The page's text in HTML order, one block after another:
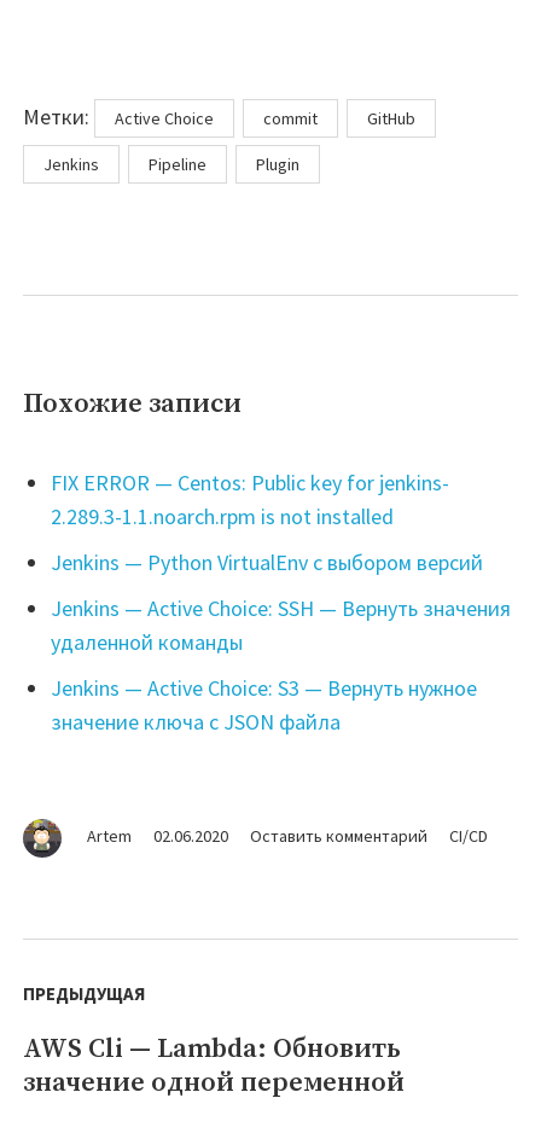
Artem 02.06.2020 Оставить комментарийна
Choice:
CI/CD
Метки: Метки
Active Choice commit GitHub
Jenkins Pipeline Plugin
Похожие записи
FIX ERROR — Centos: Public key for jenkins-
2.289.3-1.1.noarch.rpm is not installed
Jenkins — Python VirtualEnv с выбором версий
Jenkins — Active Choice: SSH — Вернуть значения
удаленной команды
Jenkins — Active Choice: S3 — Вернуть нужное
значение ключа с JSON файла
по
записям
ПРЕДЫДУЩАЯ
Предыдущая
запись:
AWS Cli — Lambda: Обновить
значение одной переменной